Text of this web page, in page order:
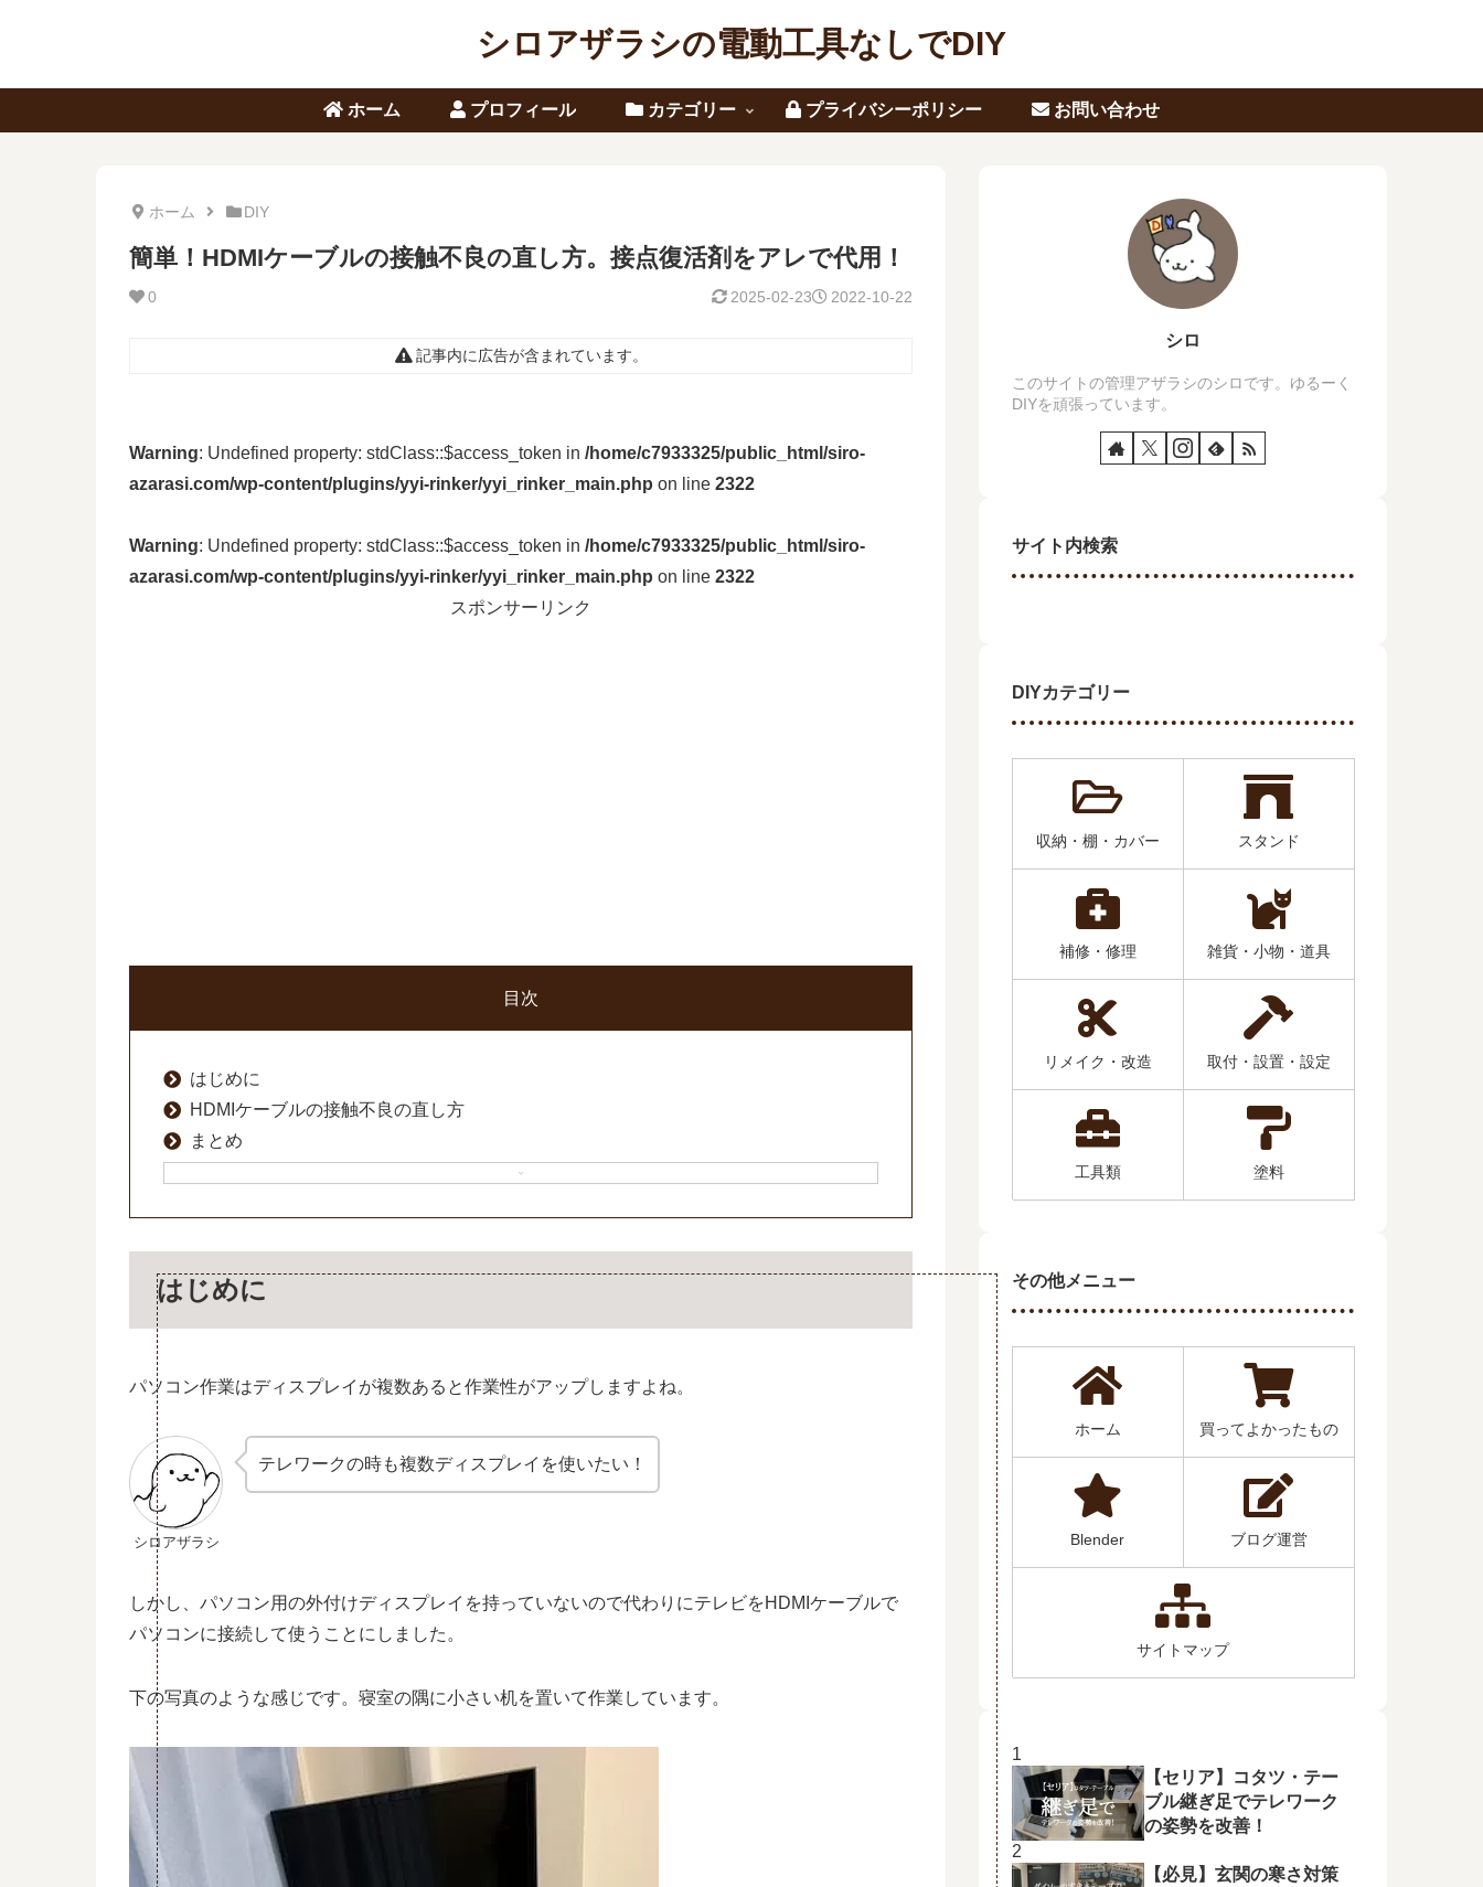
シロアザラシの電動工具なしでDIY
ホーム プロフィール カテゴリー プライバシーポリシー お問い合わせ
ホーム DIY
簡単！HDMIケーブルの接触不良の直し方。接点復活剤をアレで代用！
0 2022-10-22
2025-02-23
記事内に広告が含まれています。
Warning: Undefined property: stdClass::$access_token in /home/c7933325/public_html/siro-
azarasi.com/wp-content/plugins/yyi-rinker/yyi_rinker_main.php on line 2322
Warning: Undefined property: stdClass::$access_token in /home/c7933325/public_html/siro-
azarasi.com/wp-content/plugins/yyi-rinker/yyi_rinker_main.php on line 2322
スポンサーリンク
目次
はじめに
HDMIケーブルの接触不良の直し方
まとめ
はじめに
パソコン作業はディスプレイが複数あると作業性がアップしますよね。
シロアザラシ
テレワークの時も複数ディスプレイを使いたい！
しかし、パソコン用の外付けディスプレイを持っていないので代わりにテレビをHDMIケーブルで
パソコンに接続して使うことにしました。
下の写真のような感じです。寝室の隅に小さい机を置いて作業しています。
シロ
このサイトの管理アザラシのシロです。ゆるーく
DIYを頑張っています。
サイト内検索
DIYカテゴリー
収納・棚・カバー スタンド
補修・修理 雑貨・小物・道具
リメイク・改造 取付・設置・設定
工具類 塗料
その他メニュー
ホーム 買ってよかったもの
Blender ブログ運営
サイトマップ
【セリア】コタツ・テー
ブル継ぎ足でテレワーク
の姿勢を改善！
【必見】玄関の寒さ対策